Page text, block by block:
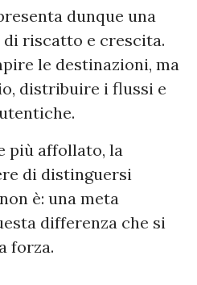
dunque una
riscatto e crescita.
le destinazioni, ma
distribuire i flussi e
più affollato, la
di distinguersi
è: una meta
differenza che si
forza.